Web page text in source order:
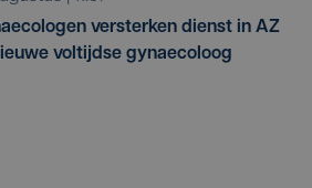
versterken dienst in AZ
voltijdse gynaecoloog